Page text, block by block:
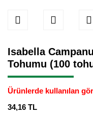
Isabella
Tohumu (100
Ürünlerde kullanılan
34,16 TL